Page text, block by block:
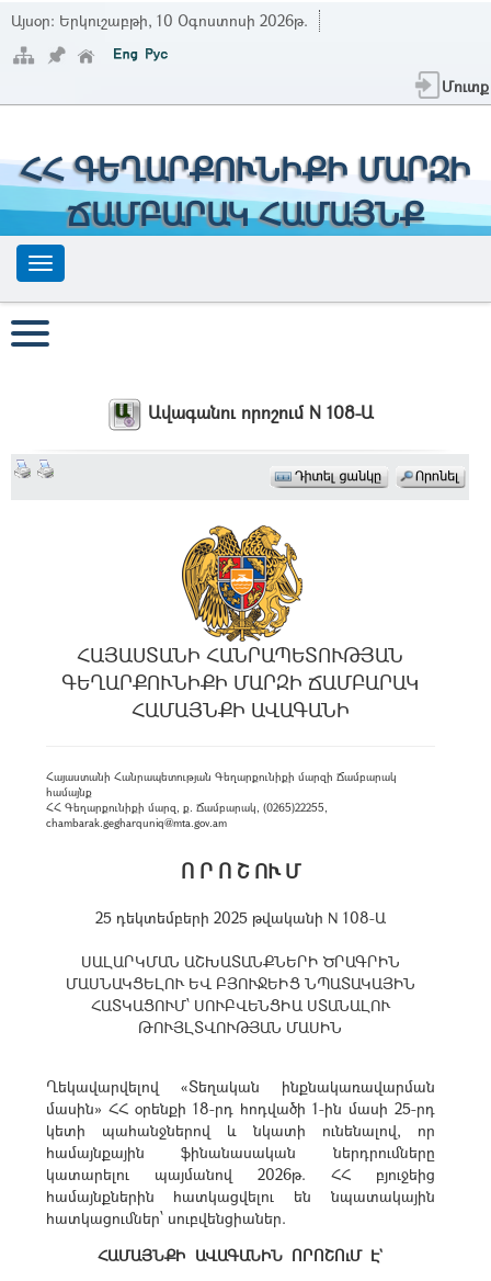
Այսօր: Երկուշաբթի, 10 Օգոստոսի 2026թ.
Մուտք
ՀՀ ԳԵՂԱՐՔՈՒՆԻՔԻ ՄԱՐԶԻ
ՃԱՄԲԱՐԱԿ ՀԱՄԱՅՆՔ
Ավագանու որոշում N 108-Ա
ՀԱՅԱՍՏԱՆԻ ՀԱՆՐԱՊԵՏՈՒԹՅԱՆ
ԳԵՂԱՐՔՈՒՆԻՔԻ ՄԱՐԶԻ ՃԱՄԲԱՐԱԿ
ՀԱՄԱՅՆՔԻ ԱՎԱԳԱՆԻ
Հայաստանի Հանրապետության Գեղարքունիքի մարզի Ճամբարակ
համայնք
ՀՀ Գեղարքունիքի մարզ, ք. Ճամբարակ, (0265)22255,
chambarak.gegharquniq@mta.gov.am
Ո Ր Ո Շ ՈՒ Մ
25 դեկտեմբերի 2025 թվականի N 108-Ա
ՍԱԼԱՐԿՄԱՆ ԱՇԽԱՏԱՆՔՆԵՐԻ ԾՐԱԳՐԻՆ
ՄԱՍՆԱԿՑԵԼՈՒ ԵՎ ԲՅՈՒՋԵԻՑ ՆՊԱՏԱԿԱՅԻՆ
ՀԱՏԿԱՑՈՒՄ՝ ՍՈՒԲՎԵՆՑԻԱ ՍՏԱՆԱԼՈՒ
ԹՈՒՅԼՏՎՈՒԹՅԱՆ ՄԱՍԻՆ
Ղեկավարվելով «Տեղական ինքնակառավարման
մասին» ՀՀ օրենքի 18-րդ հոդվածի 1-ին մասի 25-րդ
կետի պահանջներով և նկատի ունենալով, որ
համայնքային ֆինանասական ներդրումները
կատարելու պայմանով 2026թ. ՀՀ բյուջեից
համայնքներին հատկացվելու են նպատակային
հատկացումներ՝ սուբվենցիաներ.
ՀԱՄԱՅՆՔԻ ԱՎԱԳԱՆԻՆ ՈՐՈՇՈւՄ Է`